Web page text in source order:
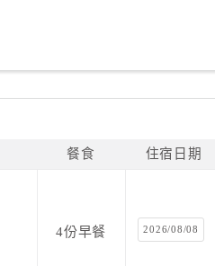
餐食 住宿日期
4份早餐 2026/08/08